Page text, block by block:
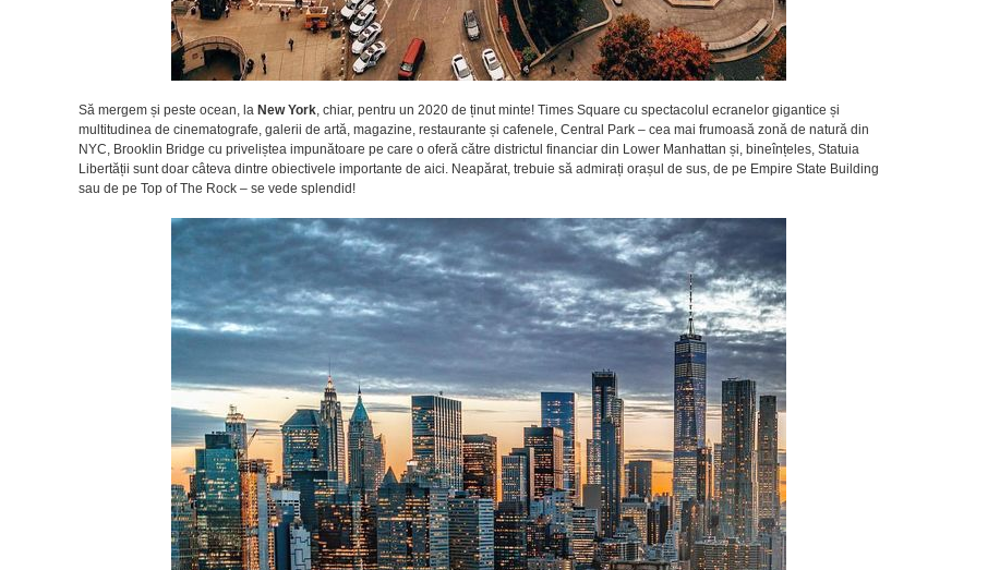
Să mergem și peste ocean, la New York, chiar, pentru un 2020 de ținut minte! Times Square cu spectacolul ecranelor gigantice și
multitudinea de cinematografe, galerii de artă, magazine, restaurante și cafenele, Central Park – cea mai frumoasă zonă de natură din
NYC, Brooklin Bridge cu priveliștea impunătoare pe care o oferă către districtul financiar din Lower Manhattan și, bineînțeles, Statuia
Libertății sunt doar câteva dintre obiectivele importante de aici. Neapărat, trebuie să admirați orașul de sus, de pe Empire State Building
sau de pe Top of The Rock – se vede splendid!